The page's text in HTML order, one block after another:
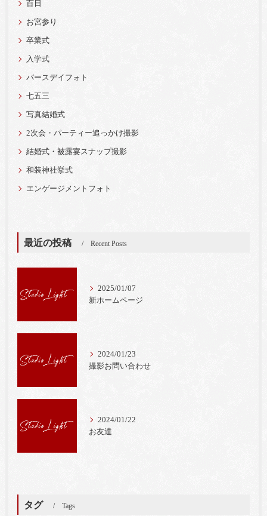
百日
お宮参り
卒業式
入学式
バースデイフォト
七五三
写真結婚式
2次会・パーティー追っかけ撮影
結婚式・被露宴スナップ撮影
和装神社挙式
エンゲージメントフォト
最近の投稿 Recent Posts
2025/01/07
新ホームページ
2024/01/23
撮影お問い合わせ
2024/01/22
お友達
タグ Tags